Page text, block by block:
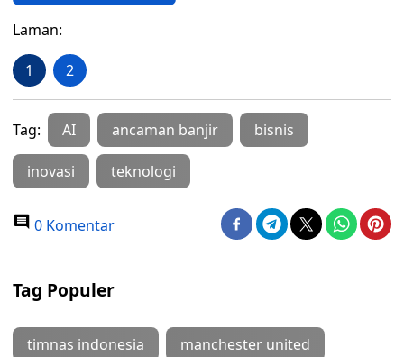
Laman:
1 2
Tag: AI ancaman banjir bisnis
inovasi teknologi
0 Komentar
Tag Populer
timnas indonesia manchester united